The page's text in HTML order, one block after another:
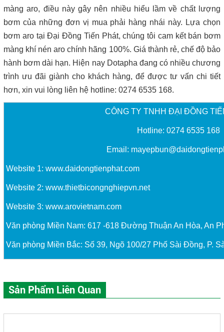
màng aro, điều này gây nên nhiều hiểu lầm về chất lượng
bơm của những đơn vị mua phải hàng nhái này. Lựa chọn
bơm aro tại Đại Đồng Tiến Phát, chúng tôi cam kết bán bơm
màng khí nén aro chính hãng 100%. Giá thành rẻ, chế độ bảo
hành bơm dài hạn. Hiện nay Dotapha đang có nhiều chương
trình ưu đãi giành cho khách hàng, để được tư vấn chi tiết
hơn, xin vui lòng liên hệ hotline: 0274 6535 168.
CÔNG TY TNHH ĐẠI ĐỒNG
Hotline: 0274 6535 168
Email:
Website 1: www.daidongtienphat.com
Website 2: www.thietbicongnghiepvn.net
Website 3: www.arovietnam.com
Văn phòng Miền Nam: 617 -618 Đường Thuận An Hòa, An
Văn phòng Miền Bắc: Số 39, Ngõ 100/27 Phố Sài Đồng, P.
Sản Phẩm Liên Quan